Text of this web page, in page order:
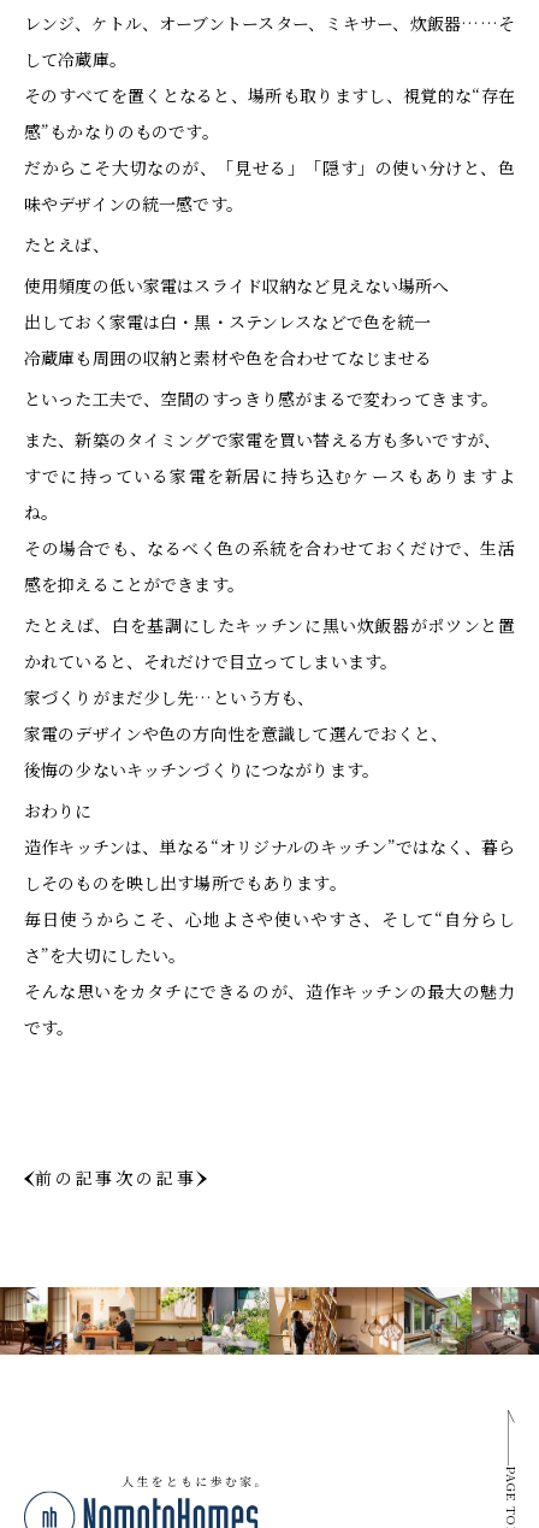
レンジ、ケトル、オーブントースター、ミキサー、炊飯器……そ
して冷蔵庫。
そのすべてを置くとなると、場所も取りますし、視覚的な“存在
感”もかなりのものです。
だからこそ大切なのが、「見せる」「隠す」の使い分けと、色
味やデザインの統一感です。
たとえば、
使用頻度の低い家電はスライド収納など見えない場所へ
出しておく家電は白・黒・ステンレスなどで色を統一
冷蔵庫も周囲の収納と素材や色を合わせてなじませる
といった工夫で、空間のすっきり感がまるで変わってきます。
また、新築のタイミングで家電を買い替える方も多いですが、
すでに持っている家電を新居に持ち込むケースもありますよ
ね。
その場合でも、なるべく色の系統を合わせておくだけで、生活
感を抑えることができます。
たとえば、白を基調にしたキッチンに黒い炊飯器がポツンと置
かれていると、それだけで目立ってしまいます。
家づくりがまだ少し先…という方も、
家電のデザインや色の方向性を意識して選んでおくと、
後悔の少ないキッチンづくりにつながります。
おわりに
造作キッチンは、単なる“オリジナルのキッチン”ではなく、暮ら
しそのものを映し出す場所でもあります。
毎日使うからこそ、心地よさや使いやすさ、そして“自分らし
さ”を大切にしたい。
そんな思いをカタチにできるのが、造作キッチンの最大の魅力
です。
前の記事次の記事
PAGE TOP